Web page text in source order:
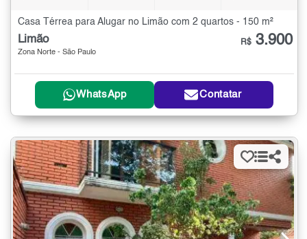
Casa Térrea para Alugar no Limão com 2 quartos - 150 m²
Limão
Zona Norte - São Paulo
R$ 3.900
WhatsApp Contatar